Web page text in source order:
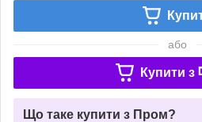
або
Купити з
Що таке купити з Пром?